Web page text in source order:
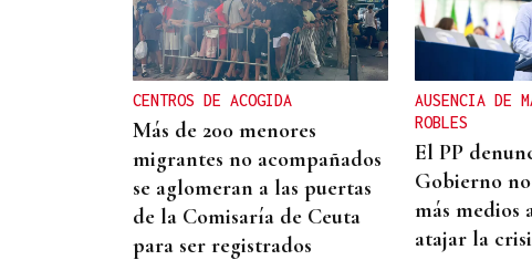
CENTROS DE ACOGIDA
Más de 200 menores
migrantes no acompañados
se aglomeran a las puertas
de la Comisaría de Ceuta
para ser registrados
AUSENCIA DE
ROBLES
El PP
Gobierno
más medios
atajar la